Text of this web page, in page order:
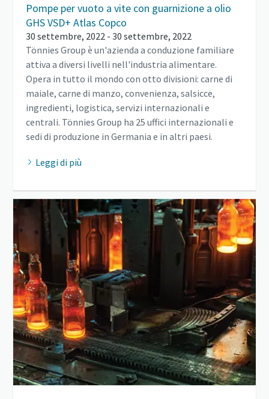
Pompe per vuoto a vite con guarnizione a olio
GHS VSD+ Atlas Copco
30 settembre, 2022 - 30 settembre, 2022
Tönnies Group è un'azienda a conduzione familiare
attiva a diversi livelli nell'industria alimentare.
Opera in tutto il mondo con otto divisioni: carne di
maiale, carne di manzo, convenienza, salsicce,
ingredienti, logistica, servizi internazionali e
centrali. Tönnies Group ha 25 uffici internazionali e
sedi di produzione in Germania e in altri paesi.
Leggi di più